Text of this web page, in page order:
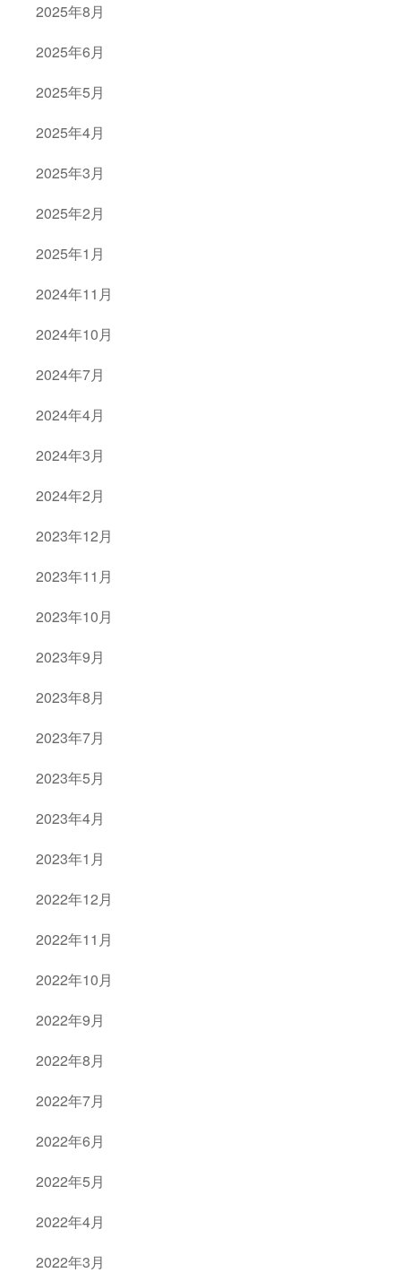
2025年8月
2025年6月
2025年5月
2025年4月
2025年3月
2025年2月
2025年1月
2024年11月
2024年10月
2024年7月
2024年4月
2024年3月
2024年2月
2023年12月
2023年11月
2023年10月
2023年9月
2023年8月
2023年7月
2023年5月
2023年4月
2023年1月
2022年12月
2022年11月
2022年10月
2022年9月
2022年8月
2022年7月
2022年6月
2022年5月
2022年4月
2022年3月